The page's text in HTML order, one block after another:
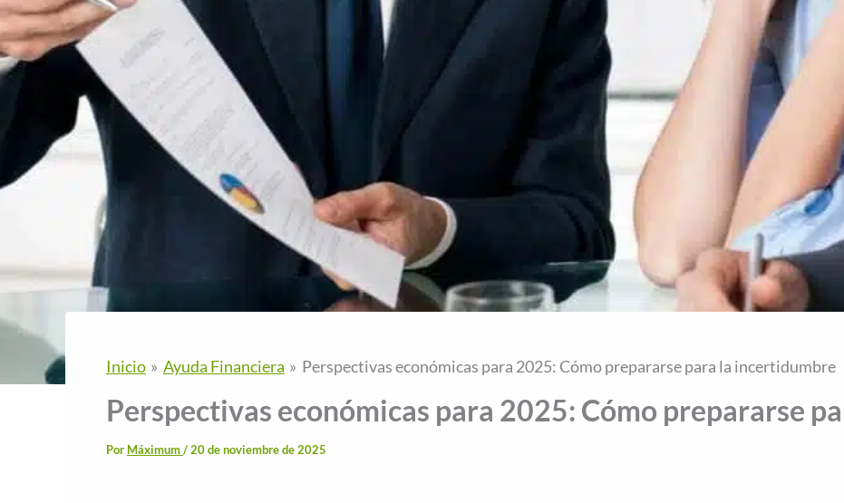
Inicio Ayuda Financiera Perspectivas económicas para 2025: Cómo prepararse para la incertidumbre
Perspectivas económicas para 2025: Cómo prepararse
Por Máximum/20 de noviembre de 2025